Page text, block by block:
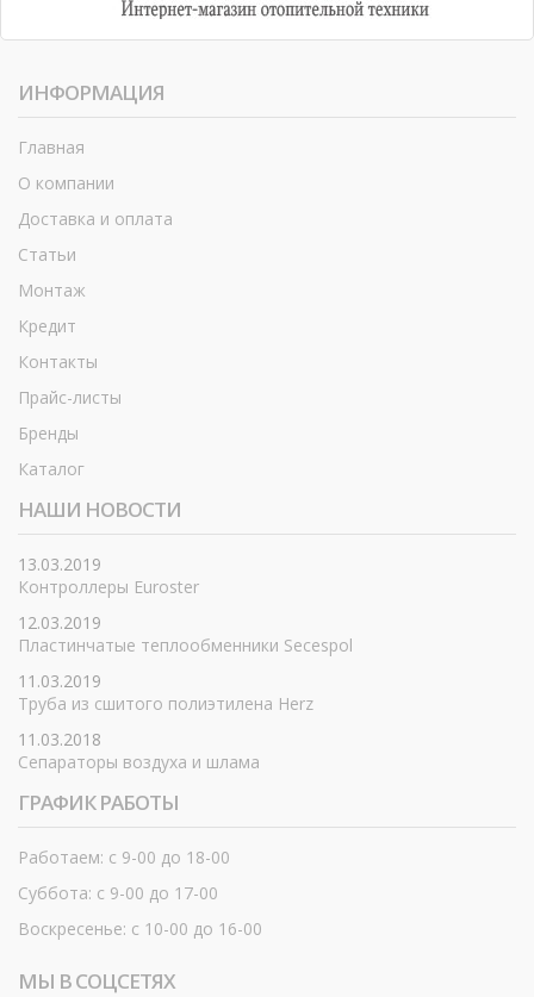
ИНФОРМАЦИЯ
Главная
О компании
Доставка и оплата
Статьи
Монтаж
Кредит
Контакты
Прайс-листы
Бренды
Каталог
НАШИ НОВОСТИ
13.03.2019
Контроллеры Euroster
12.03.2019
Пластинчатые теплообменники Secespol
11.03.2019
Труба из сшитого полиэтилена Herz
11.03.2018
Сепараторы воздуха и шлама
ГРАФИК РАБОТЫ
Работаем: с 9-00 до 18-00
Суббота: с 9-00 до 17-00
Воскресенье: с 10-00 до 16-00
МЫ В СОЦСЕТЯХ